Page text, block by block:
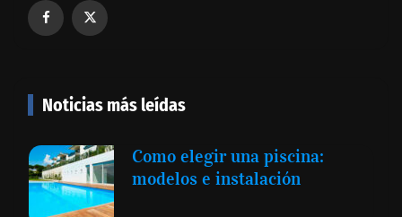
Noticias más leídas
Como elegir una piscina:
modelos e instalación